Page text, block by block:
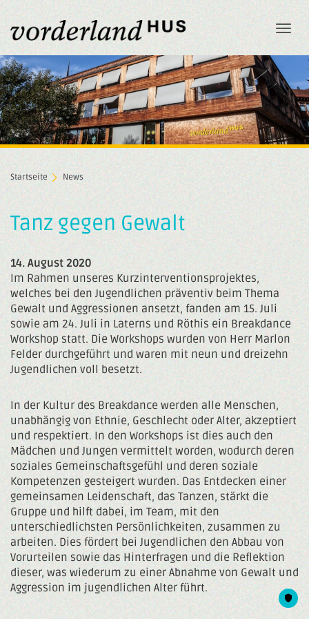
Startseite News
Tanz gegen Gewalt
14. August 2020
Im Rahmen unseres Kurzinterventionsprojektes,
welches bei den Jugendlichen präventiv beim Thema
Gewalt und Aggressionen ansetzt, fanden am 15. Juli
sowie am 24. Juli in Laterns und Röthis ein Breakdance
Workshop statt. Die Workshops wurden von Herr Marlon
Felder durchgeführt und waren mit neun und dreizehn
Jugendlichen voll besetzt.
In der Kultur des Breakdance werden alle Menschen,
unabhängig von Ethnie, Geschlecht oder Alter, akzeptiert
und respektiert. In den Workshops ist dies auch den
Mädchen und Jungen vermittelt worden, wodurch deren
soziales Gemeinschaftsgefühl und deren soziale
Kompetenzen gesteigert wurden. Das Entdecken einer
gemeinsamen Leidenschaft, das Tanzen, stärkt die
Gruppe und hilft dabei, im Team, mit den
unterschiedlichsten Persönlichkeiten, zusammen zu
arbeiten. Dies fördert bei Jugendlichen den Abbau von
Vorurteilen sowie das Hinterfragen und die Reflektion
dieser, was wiederum zu einer Abnahme von Gewalt und
Aggression im jugendlichen Alter führt.